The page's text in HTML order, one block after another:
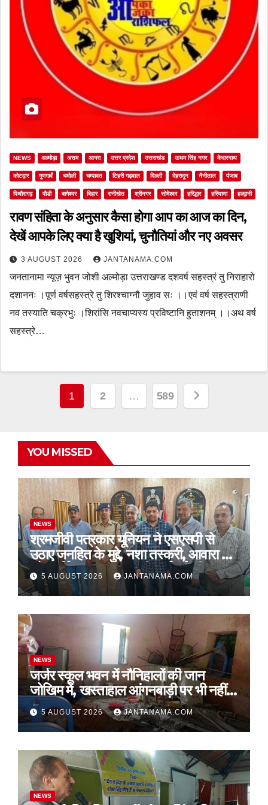
NEWS अल्मोड़ा असम आगरा उत्तर प्रदेश उत्तराखंड ऊधम सिंह नगर केदारनाथ
कोटद्वार गुणगावँ चमोली चम्पावत टिहरी गढ़वाल दिल्ली देहरादून नैनीताल पंजाब
पिथौरागढ़ पौडी बागेश्वर बिहार रानीखेत श्रीनगर सोमेश्वर हरिद्धार हरियाणा हल्द्वानी
रावण संहिता के अनुसार कैसा होगा आप का आज का दिन,
देखें आपके लिए क्या है खुशियां, चुनौतियां और नए अवसर
3 AUGUST 2026 JANTANAMA.COM
जनतानामा न्यूज़ भुवन जोशी अल्मोड़ा उत्तराखण्ड दशवर्ष सहस्त्रं तु निराहारो
दशाननः ।पूर्ण वर्षसहस्त्रे तु शिरश्चाग्नौ जुहाव सः ।।एवं वर्ष सहस्त्राणी
नव तस्याति चक्रभुः ।शिरांसि नवचाप्यस्य प्रविष्टानि हुताशनम् ।।अथ वर्ष
सहस्त्रे…
Posts
1 2 … 589
YOU MISSED
NEWS
श्रमजीवी पत्रकार यूनियन ने एसएसपी से
उठाए जनहित के मुद्दे, नशा तस्करी, आवारा पशु
और पार्किंग व्यवस्था पर की कार्रवाई की मांग
5 AUGUST 2026 JANTANAMA.COM
NEWS
जर्जर स्कूल भवन में नौनिहालों की जान
जोखिम में, खस्ताहाल आंगनबाड़ी पर भी नहीं
जागा प्रशासन
5 AUGUST 2026 JANTANAMA.COM
NEWS